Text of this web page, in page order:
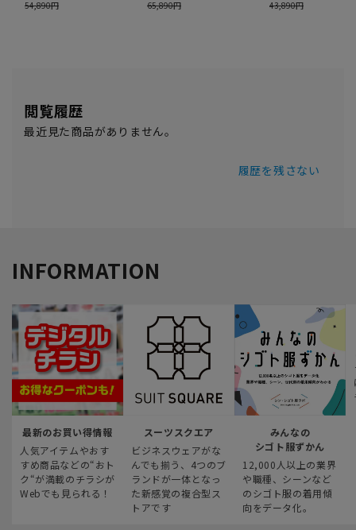
閲覧履歴
最近見た商品がありません。
履歴を残さない
INFORMATION
最新のお買い得情報
人気アイテムやおす
すめ商品などの“おト
ク“が満載のチラシが
Webでも見られる！
スーツスクエア
ビジネスウェアがな
んでも揃う、4つのブ
ランドが一体となっ
た新感覚の複合型ス
トアです
みんなの
シゴト服ずかん
12,000人以上の業界
や職種、シーンなど
のシゴト服の着用傾
向をデータ化。